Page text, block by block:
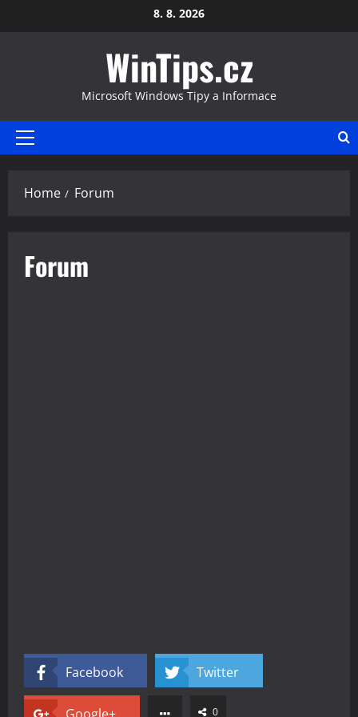
to
8. 8. 2026
WinTips.cz
Microsoft Windows Tipy a Informace
Primary
Home Forum
Forum
Facebook Twitter
0